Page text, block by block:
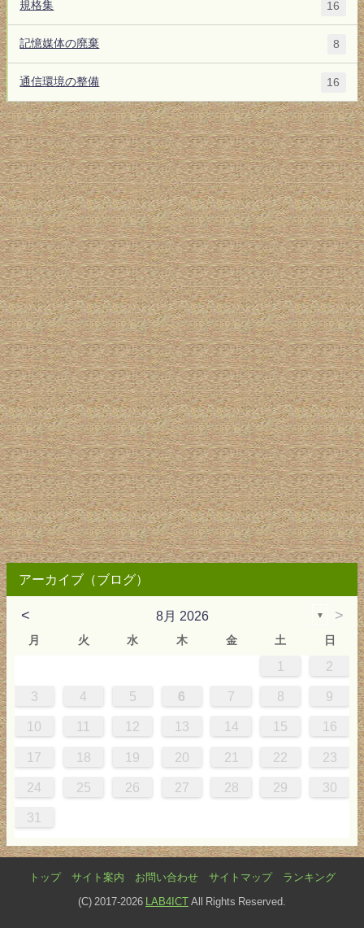
規格集 16
記憶媒体の廃棄 8
通信環境の整備 16
アーカイブ（ブログ）
< 8月 2026 ▼ >
月 火 水 木 金 土 日
1 2
3 4 5 6 7 8 9
10 11 12 13 14 15 16
17 18 19 20 21 22 23
24 25 26 27 28 29 30
31
トップ サイト案内 お問い合わせ サイトマップ ランキング
(C) 2017-2026 LAB4ICT All Rights Reserved.